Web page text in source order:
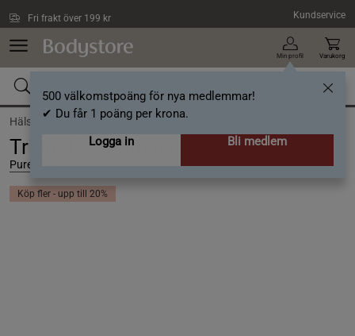
Fri frakt över 199 kr Kundservice
Min profil
500 välkomstpoäng för nya medlemmar!
✔ Du får 1 poäng per krona.
Logga in
Bli medlem
Varukorg
Hälsa / Vitaminer /C-vitamin
Trippel C-vitamin 60 kapslar
Pureness
Köp fler - upp till 20%